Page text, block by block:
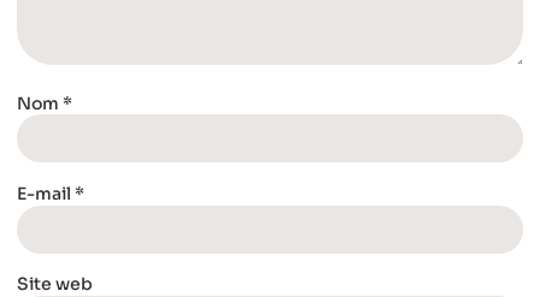
Nom *
E-mail *
Site web